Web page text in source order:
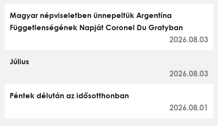
Magyar népviseletben ünnepeltük Argentína
Függetlenségének Napját Coronel Du Gratyban
2026.08.03
Július
2026.08.03
Péntek délután az idősotthonban
2026.08.01